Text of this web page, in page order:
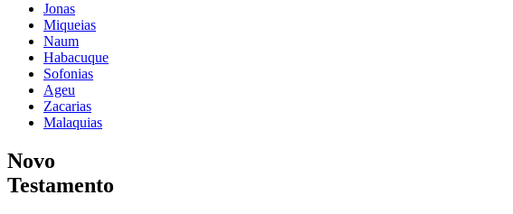
Jonas
Miqueias
Naum
Habacuque
Sofonias
Ageu
Zacarias
Malaquias
Novo
Testamento